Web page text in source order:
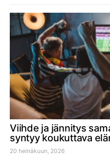
Viihde ja jännitys
syntyy koukuttava
20 heinäkuun, 2026